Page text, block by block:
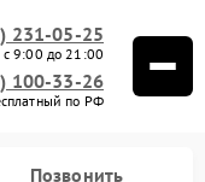
231-05-25
с 9:00 до 21:00
100-33-26
по РФ
Позвонить